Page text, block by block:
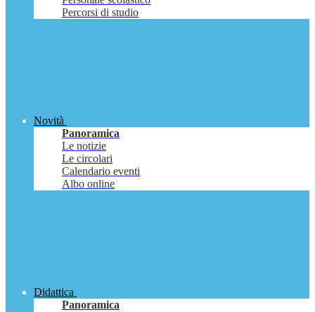
Percorsi di studio
Novità
Panoramica
Le notizie
Le circolari
Calendario eventi
Albo online
Didattica
Panoramica